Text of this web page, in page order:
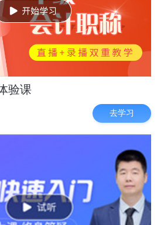
验课
去学习